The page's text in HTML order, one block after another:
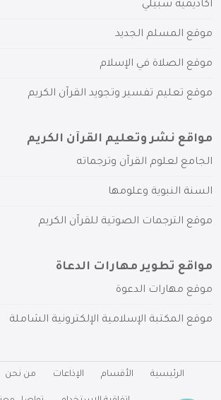
أكاديمية سبيلي
موقع المسلم الجديد
موقع الصلاة في الإسلام
موقع تعليم تفسير وتجويد القرآن الكريم
مواقع نشر وتعليم القرآن الكريم
الجامع لعلوم القرآن وترجماته
السنة النبوية وعلومها
موقع الترجمات الصوتية للقرآن الكريم
مواقع تطوير مهارات الدعاة
موقع مهارات الدعوة
موقع المكتبة الإسلامية الإلكترونية الشاملة
الرئيسية الأقسام الإذاعات من نحن